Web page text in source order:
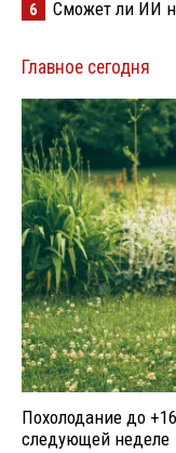
6 Сможет ли ИИ
Главное сегодня
Похолодание до
следующей неделе